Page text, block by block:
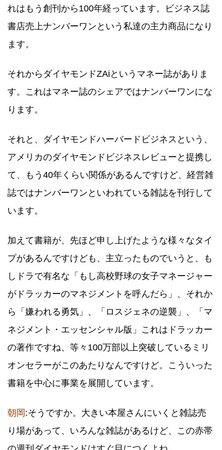
れはもう創刊から100年経っています。ビジネス誌
書店売上ナンバーワンという私達の主力商品になり
ます。
それからダイヤモンドZAiというマネー誌がありま
す。これはマネー誌のシェアではナンバーワンにな
ります。
それと、ダイヤモンドハーバードビジネスという、
アメリカのダイヤモンドビジネスレビューと提携し
て、もう40年くらい関係があるんですけど、経営雑
誌ではナンバーワンといわれている雑誌を刊行して
います。
加えて書籍が、先ほど申し上げたような様々なタイ
プがあるんですけども、主立ったものでいうと、も
しドラで有名な「もし高校野球の女子マネージャー
がドラッカーのマネジメントを呼んだら」、それか
ら「嫌われる勇気」、「ロスジェネの逆襲」、「マ
ネジメント・エッセンシャル版」これはドラッカー
の著作ですね、等々100万部以上突破しているミリ
オンセラーがこのあたりなんですけど。こういった
書籍を中心に事業を展開しています。
朝岡 :そうですか。大きい本屋さんにいくと雑誌売
り場があって、いろんな雑誌があるけど、この赤帯